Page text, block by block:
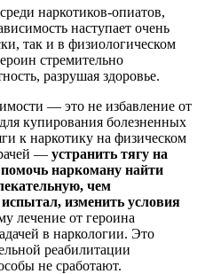
наркотиков-опиатов,
наступает очень
так и в физиологическом
стремительно
разрушая здоровье.
— это не избавление от
купирования болезненных
к наркотику на физическом
— устранить тягу на
наркоману найти
чем
изменить условия
лечение от героина
в наркологии. Это
реабилитации
не сработают.